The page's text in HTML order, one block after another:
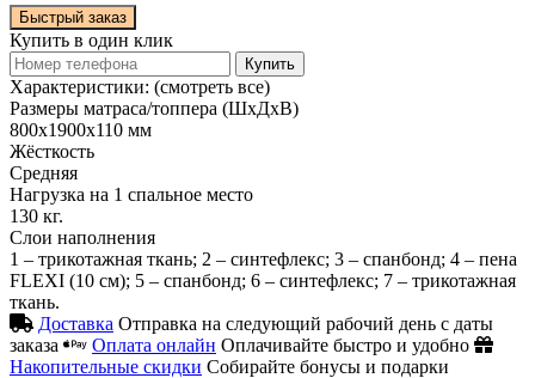
Быстрый заказ
Купить в один клик
Купить
Характеристики: (смотреть все)
Размеры матраса/топпера (ШхДхВ)
800х1900х110 мм
Жёсткость
Средняя
Нагрузка на 1 спальное место
130 кг.
Слои наполнения
1 – трикотажная ткань; 2 – синтефлекс; 3 – спанбонд; 4 – пена
FLEXI (10 см); 5 – спанбонд; 6 – синтефлекс; 7 – трикотажная
ткань.
Доставка Отправка на следующий рабочий день с даты
заказа
Оплата онлайн Оплачивайте быстро и удобно
Накопительные скидки Собирайте бонусы и подарки